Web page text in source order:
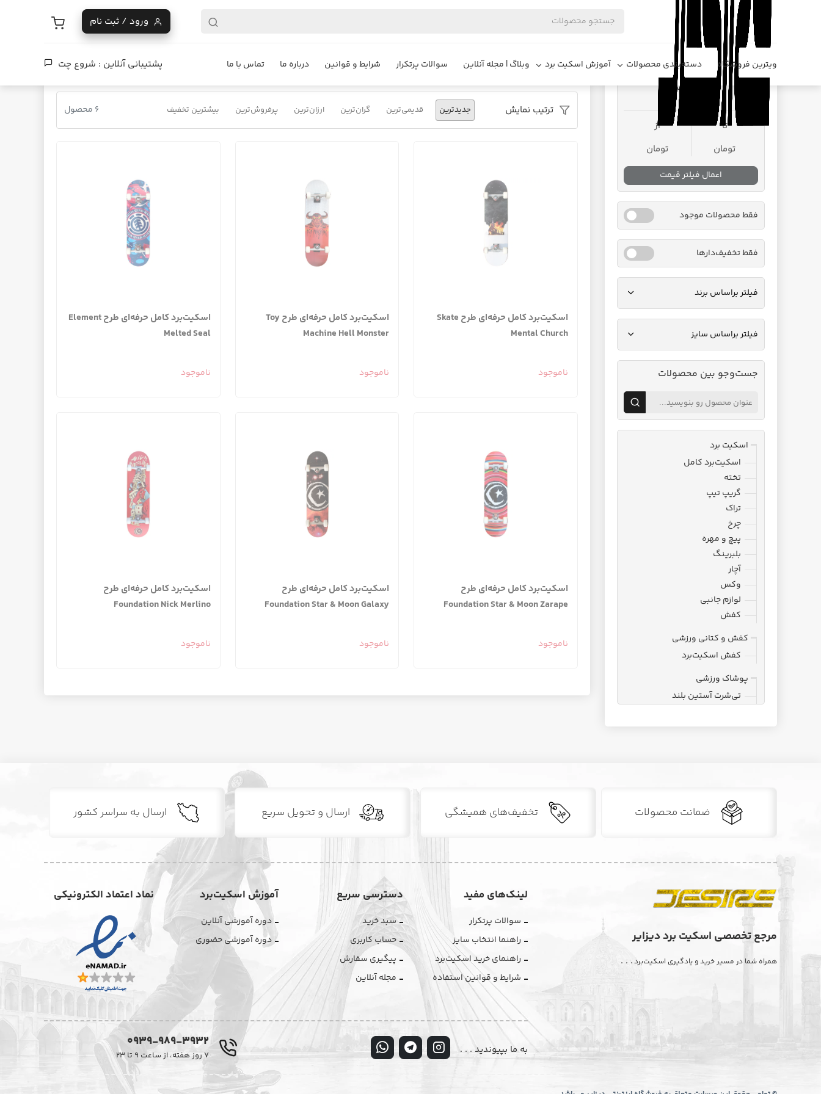
ورود / ثبت نام
ویترین فروشگاه دسته‌بندی محصولات آموزش اسکیت برد وبلاگ | مجله آنلاین سوالات پرتکرار شرایط و قوانین درباره ما تماس با ما پشتیبانی آنلاین : شروع چت
محدوده قیمت
تا
تومان
از
تومان
اعمال فیلتر قیمت
فقط محصولات موجود
فقط تخفیف‌دارها
فیلتر براساس برند
فیلتر براساس سایز
جست‌وجو بین محصولات
اسکیت برد
اسکیت‌برد کامل
تخته
گریپ تیپ
تراک
چرخ
پیچ و مهره
بلبرینگ
آچار
وکس
لوازم جانبی
کفش
کفش و کتانی ورزشی
کفش اسکیت‌برد
پوشاک ورزشی
تی‌شرت آستین بلند
فروشگاه دیزایر محصولات اسکیت برد دخترانه خفن
ترتیب نمایش جدیدترین قدیمی‌ترین گران‌ترین ارزان‌ترین پرفروش‌ترین بیشترین تخفیف 6 محصول
اسکیت‌برد کامل حرفه‌ای طرح Skate
Mental Church
ناموجود
اسکیت‌برد کامل حرفه‌ای طرح Toy
Machine Hell Monster
ناموجود
اسکیت‌برد کامل حرفه‌ای طرح Element
Melted Seal
ناموجود
اسکیت‌برد کامل حرفه‌ای طرح
Foundation Star & Moon Zarape
ناموجود
اسکیت‌برد کامل حرفه‌ای طرح
Foundation Star & Moon Galaxy
ناموجود
اسکیت‌برد کامل حرفه‌ای طرح
Foundation Nick Merlino
ناموجود
ضمانت محصولات تخفیف‌های همیشگی ارسال و تحویل سریع ارسال به سراسر کشور
مرجع تخصصی اسکیت برد دیزایر
همراه شما در مسیر خرید و یادگیری اسکیت‌برد. . .
لینک‌های مفید
سوالات پرتکرار
راهنما انتخاب سایز
راهنمای خرید اسکیت‌برد
شرایط و قوانین استفاده
دسترسی سریع
سبد خرید
حساب کاربری
پیگیری سفارش
مجله آنلاین
آموزش اسکیت‌برد
دوره آموزشی آنلاین
دوره آموزشی حضوری
نماد اعتماد الکترونیکی
به ما بپیوندید . . . 0939-989-3932
۷ روز هفته، از ساعت ۹ تا ۲۳